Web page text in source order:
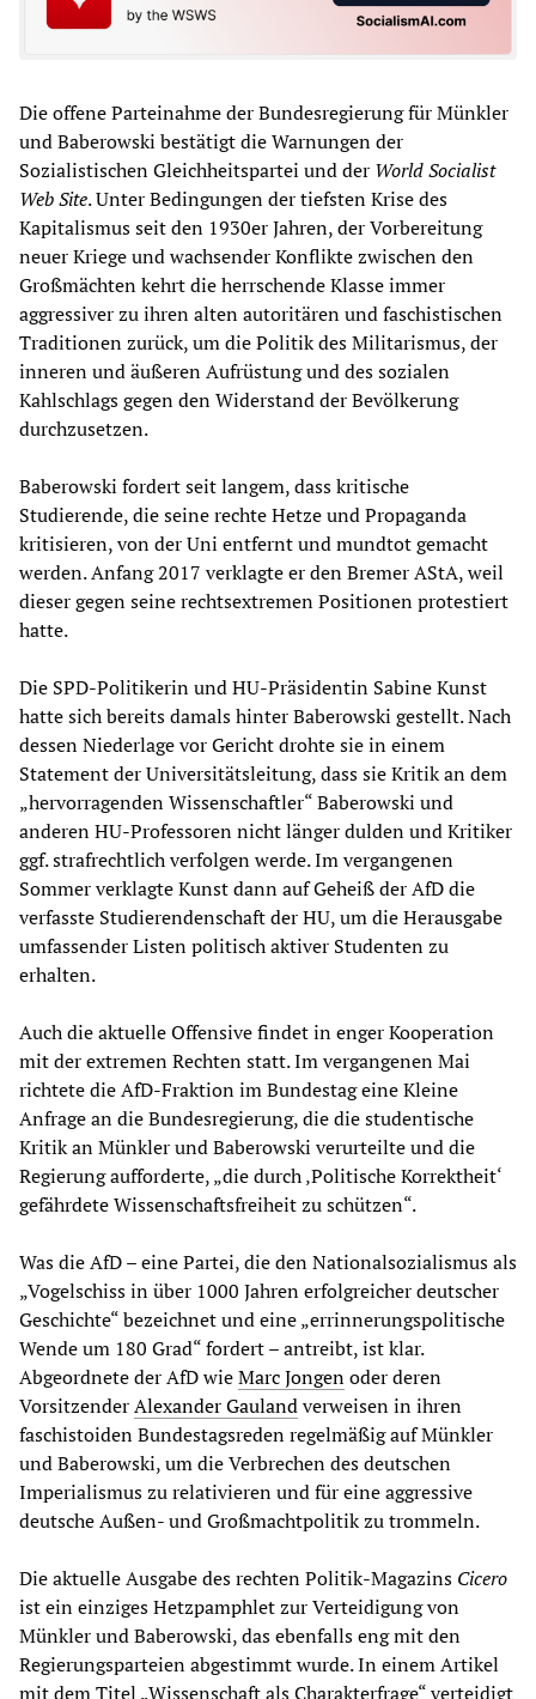
Die offene Parteinahme der Bundesregierung für Münkler
und Baberowski bestätigt die Warnungen der
Sozialistischen Gleichheitspartei und der World Socialist
Web Site. Unter Bedingungen der tiefsten Krise des
Kapitalismus seit den 1930er Jahren, der Vorbereitung
neuer Kriege und wachsender Konflikte zwischen den
Großmächten kehrt die herrschende Klasse immer
aggressiver zu ihren alten autoritären und faschistischen
Traditionen zurück, um die Politik des Militarismus, der
inneren und äußeren Aufrüstung und des sozialen
Kahlschlags gegen den Widerstand der Bevölkerung
durchzusetzen.
Baberowski fordert seit langem, dass kritische
Studierende, die seine rechte Hetze und Propaganda
kritisieren, von der Uni entfernt und mundtot gemacht
werden. Anfang 2017 verklagte er den Bremer AStA, weil
dieser gegen seine rechtsextremen Positionen protestiert
hatte.
Die SPD-Politikerin und HU-Präsidentin Sabine Kunst
hatte sich bereits damals hinter Baberowski gestellt. Nach
dessen Niederlage vor Gericht drohte sie in einem
Statement der Universitätsleitung, dass sie Kritik an dem
„hervorragenden Wissenschaftler“ Baberowski und
anderen HU-Professoren nicht länger dulden und Kritiker
ggf. strafrechtlich verfolgen werde. Im vergangenen
Sommer verklagte Kunst dann auf Geheiß der AfD die
verfasste Studierendenschaft der HU, um die Herausgabe
umfassender Listen politisch aktiver Studenten zu
erhalten.
Auch die aktuelle Offensive findet in enger Kooperation
mit der extremen Rechten statt. Im vergangenen Mai
richtete die AfD-Fraktion im Bundestag eine Kleine
Anfrage an die Bundesregierung, die die studentische
Kritik an Münkler und Baberowski verurteilte und die
Regierung aufforderte, „die durch ‚Politische Korrektheit‘
gefährdete Wissenschaftsfreiheit zu schützen“.
Was die AfD – eine Partei, die den Nationalsozialismus als
„Vogelschiss in über 1000 Jahren erfolgreicher deutscher
Geschichte“ bezeichnet und eine „errinnerungspolitische
Wende um 180 Grad“ fordert – antreibt, ist klar.
Abgeordnete der AfD wieMarc Jongenoder deren
VorsitzenderAlexander Gaulandverweisen in ihren
faschistoiden Bundestagsreden regelmäßig auf Münkler
und Baberowski, um die Verbrechen des deutschen
Imperialismus zu relativieren und für eine aggressive
deutsche Außen- und Großmachtpolitik zu trommeln.
Die aktuelle Ausgabe des rechten Politik-Magazins Cicero
ist ein einziges Hetzpamphlet zur Verteidigung von
Münkler und Baberowski, das ebenfalls eng mit den
Regierungsparteien abgestimmt wurde. In einem Artikel
mit dem Titel „Wissenschaft als Charakterfrage“ verteidigt